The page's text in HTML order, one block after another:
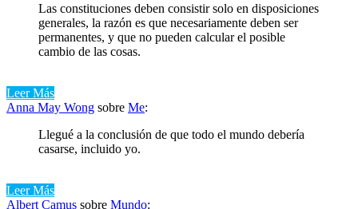
Las constituciones deben consistir solo en disposiciones
generales, la razón es que necesariamente deben ser
permanentes, y que no pueden calcular el posible
cambio de las cosas.
Leer Más
Anna May Wong sobre Me:
Llegué a la conclusión de que todo el mundo debería
casarse, incluido yo.
Leer Más
Albert Camus sobre Mundo: